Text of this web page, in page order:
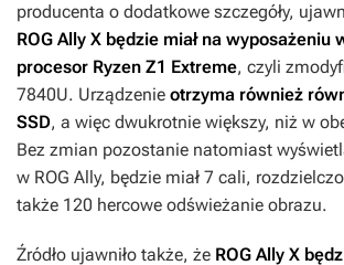
producenta o dodatkowe szczegóły,
ROG Ally X będzie miał na wyposażeniu
procesor Ryzen Z1 Extreme, czyli
7840U. Urządzenie otrzyma również
SSD, a więc dwukrotnie większy, niż w
Bez zmian pozostanie natomiast
w ROG Ally, będzie miał 7 cali,
także 120 hercowe odświeżanie obrazu.
Źródło ujawniło także, że ROG Ally X